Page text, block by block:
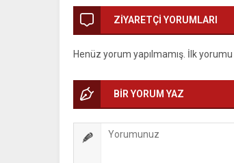
ZİYARETÇİ YORUMLARI
Henüz yorum yapılmamış. İlk
BİR YORUM YAZ